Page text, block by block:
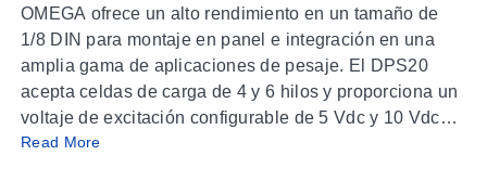
OMEGA ofrece un alto rendimiento en un tamaño de
1/8 DIN para montaje en panel e integración en una
amplia gama de aplicaciones de pesaje. El DPS20
acepta celdas de carga de 4 y 6 hilos y proporciona un
voltaje de excitación configurable de 5 Vdc y 10 Vdc
para alimentar la celda de carga. Dos opciones de
Read More